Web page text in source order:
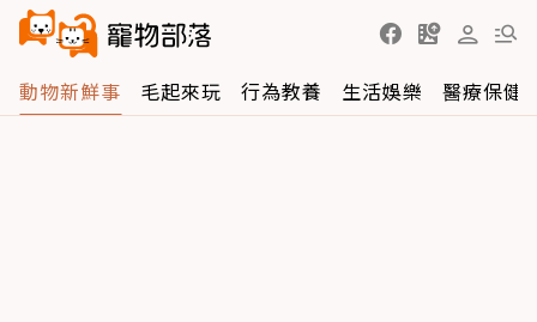
動物新鮮事 毛起來玩 行為教養 生活娛樂 醫療保健